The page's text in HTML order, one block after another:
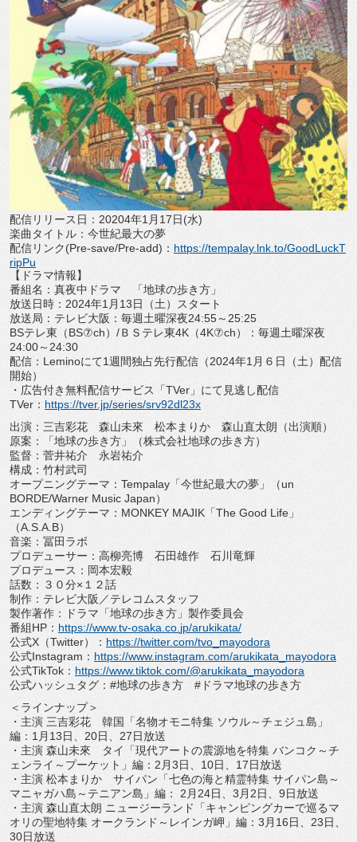
配信リリース日： 20204年1 月 17日(水)
楽曲タイトル：今世紀最大の夢
配信リンク(Pre-save/Pre-add) ： https://tempalay.lnk.to/GoodLuckT
ripPu
【ドラマ情報】
番組名：真夜中ドラマ 「地球の歩き方」
放送日時： 2024年1 月 13日（土）スタート
放送局：テレビ大阪：毎週土曜深夜24:55～ 25:25
BSテレ東（BS⑦ch） /ＢＳテレ東4K （4K⑦ch）： 毎週土曜深夜
24:00～ 24:30
配信： Leminoにて1週間独占先行配信（2024年1 月６日
（土）配信
開始）
・広告付き無料配信サービス「TVer 」にて見逃し配信
TVer ： https://tver.jp/series/srv92dl23x
出演：三吉彩花 森山未來 松本まりか 森山直太朗（出演順）
原案：「地球の歩き方」（株式会社地球の歩き方）
監督：菅井祐介 永岩祐介
構成：竹村武司
オープニングテーマ： Tempalay 「今世紀最大の夢」（un
BORDE/Warner Music Japan）
エンディングテーマ： MONKEY MAJIK 「The Good Life 」
（A.S.A.B）
音楽：冨田ラボ
プロデューサー：高柳亮博 石田雄作 石川竜輝
プロデュース：岡本宏毅
話数：３０分× １２話
制作：テレビ大阪／テレコムスタッフ
製作著作：ドラマ「地球の歩き方」製作委員会
番組HP ： https://www.tv-osaka.co. jp/arukikata/
公式X （Twitter）： https://twitter.com/tvo_mayodora
公式Instagram ： https://www. instagram.com/arukikata_ mayodora
公式TikTok ： https://www.tiktok. com/@arukikata_mayodora
公式ハッシュタグ： #地球の歩き方 # ドラマ地球の歩き方
＜ラインナップ＞
・主演 三吉彩花 韓国「名物オモニ特集 ソウル～チェジュ島」
編： 1 月 13日、 20日、 27日放送
・主演 森山未來 タイ「現代アートの震源地を特集 バンコク～チ
ェンライ～プーケット」編： 2 月3日、 10日、 17日放送
・主演 松本まりか サイパン「七色の海と精霊特集 サイパン島～
マニャガハ島～テニアン島」編：
2 月 24日、 3 月 2日、 9日放送
・主演 森山直太朗 ニュージーランド「キャンピングカーで巡るマ
オリの聖地特集 オークランド～レインガ岬」編： 3 月 16日、 23日、
30日放送